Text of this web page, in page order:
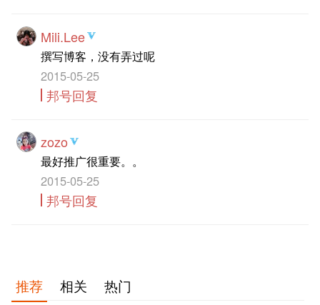
Mili.Lee
撰写博客，没有弄过呢
2015-05-25
邦号回复
zozo
最好推广很重要。。
2015-05-25
邦号回复
推荐 相关
热门